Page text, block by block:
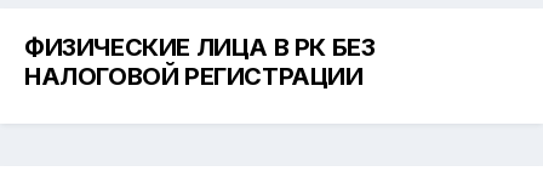
ФИЗИЧЕСКИЕ ЛИЦА В РК БЕЗ
НАЛОГОВОЙ РЕГИСТРАЦИИ